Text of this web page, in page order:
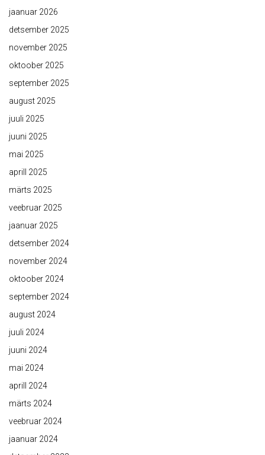
jaanuar 2026
detsember 2025
november 2025
oktoober 2025
september 2025
august 2025
juuli 2025
juuni 2025
mai 2025
aprill 2025
märts 2025
veebruar 2025
jaanuar 2025
detsember 2024
november 2024
oktoober 2024
september 2024
august 2024
juuli 2024
juuni 2024
mai 2024
aprill 2024
märts 2024
veebruar 2024
jaanuar 2024